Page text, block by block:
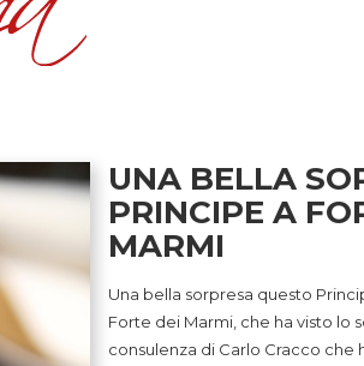
UNA BELLA
PRINCIPE A
MARMI
Una bella sorpresa questo
Forte dei Marmi, che ha visto lo
consulenza di Carlo Cracco che